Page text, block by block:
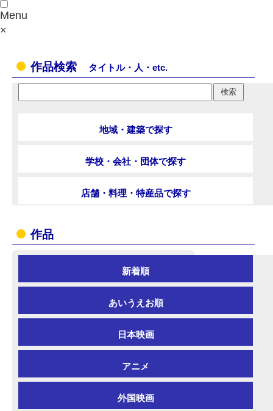
Menu
×
作品検索 タイトル・人・etc.
地域・建築で探す
学校・会社・団体で探す
店舗・料理・特産品で探す
作品
新着順
あいうえお順
日本映画
アニメ
外国映画